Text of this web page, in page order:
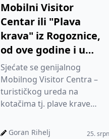
Mobilni Visitor
Centar ili "Plava
krava" iz Rogoznice,
od ove godine i u
Šibeniku
Sjećate se genijalnog
Mobilnog Visitor Centra –
turističkog ureda na
kotačima tj. plave krave
Rogoznice? Promotivni
Goran Rihelj 25.